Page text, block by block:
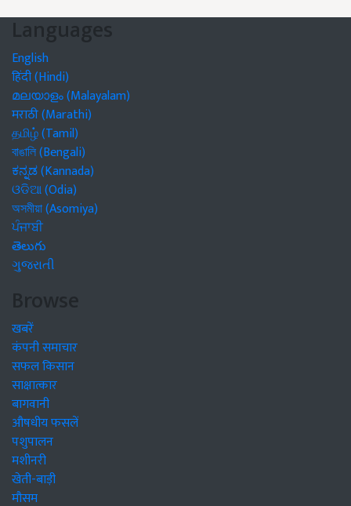
Languages
English
हिंदी (Hindi)
മലയാളം (Malayalam)
मराठी (Marathi)
தமிழ் (Tamil)
বাঙালি (Bengali)
ಕನ್ನಡ (Kannada)
ଓଡିଆ (Odia)
অসমীয়া (Asomiya)
ਪੰਜਾਬੀ
తెలుగు
ગુજરાતી
Browse
खबरें
कंपनी समाचार
सफल किसान
साक्षात्कार
बागवानी
औषधीय फसलें
पशुपालन
मशीनरी
खेती-बाड़ी
मौसम